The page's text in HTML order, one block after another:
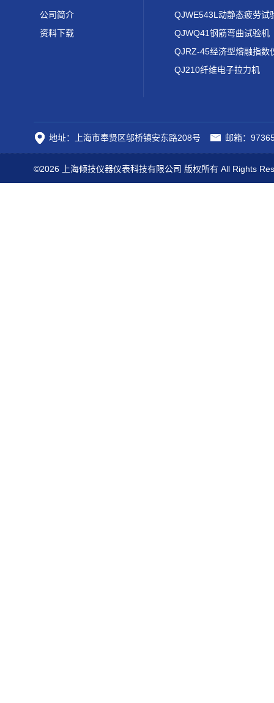
公司简介
资料下载
QJWE543L动静态疲劳试
QJWQ41钢筋弯曲试验机
QJRZ-45经济型熔融指数
QJ210纤维电子拉力机
地址：上海市奉贤区邬桥镇安东路208号 邮箱：
©2026 上海倾技仪器仪表科技有限公司 版权所有 All Rights